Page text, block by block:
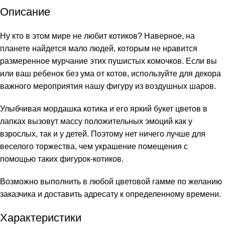
Описание
Ну кто в этом мире не любит котиков? Наверное, на
планете найдется мало людей, которым не нравится
размеренное мурчание этих пушистых комочков. Если вы
или ваш ребенок без ума от котов, используйте для декора
важного мероприятия нашу фигуру из воздушных шаров.
Улыбчивая мордашка котика и его яркий букет цветов в
лапках вызовут массу положительных эмоций как у
взрослых, так и у детей. Поэтому нет ничего лучше для
веселого торжества, чем украшение помещения с
помощью таких фигурок-котиков.
Возможно выполнить в любой цветовой гамме по желанию
заказчика и доставить адресату к определенному времени.
Характеристики